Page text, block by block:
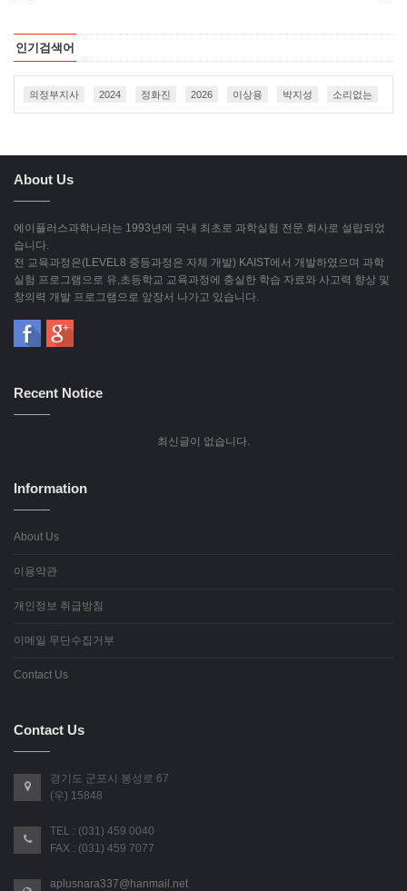
인기검색어
의정부지사 2024 정화진 2026 이상용 박지성 소리없는
About Us
에이플러스과학나라는 1993년에 국내 최초로 과학실험 전문 회사로 설립되었
습니다.
전 교육과정은(LEVEL8 중등과정은 자체 개발) KAIST에서 개발하였으며 과학
실험 프로그램으로 유,초등학교 교육과정에 충실한 학습 자료와 사고력 향상 및
창의력 개발 프로그램으로 앞장서 나가고 있습니다.
Recent Notice
최신글이 없습니다.
Information
About Us
이용약관
개인정보 취급방침
이메일 무단수집거부
Contact Us
Contact Us
경기도 군포시 봉성로 67
(우) 15848
TEL : (031) 459 0040
FAX : (031) 459 7077
aplusnara337@hanmail.net